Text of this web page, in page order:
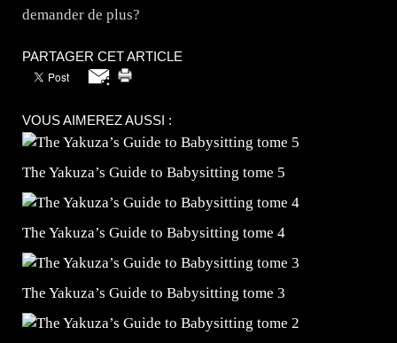
demander de plus?
PARTAGER CET ARTICLE
VOUS AIMEREZ AUSSI :
The Yakuza’s Guide to Babysitting tome 5
The Yakuza’s Guide to Babysitting tome 4
The Yakuza’s Guide to Babysitting tome 3